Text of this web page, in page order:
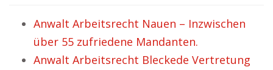
Anwalt Arbeitsrecht Nauen – Inzwischen
über 55 zufriedene Mandanten.
Anwalt Arbeitsrecht Bleckede Vertretung